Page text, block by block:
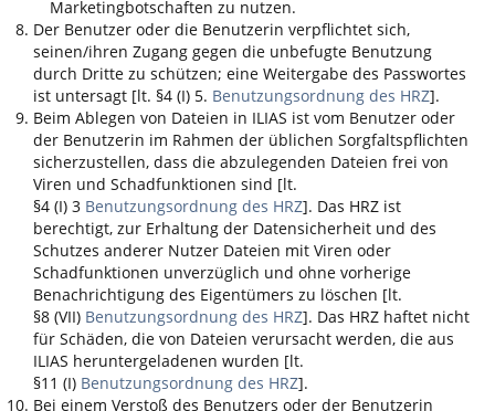
Marketingbotschaften zu nutzen.
Der Benutzer oder die Benutzerin verpflichtet sich,
seinen/ihren Zugang gegen die unbefugte Benutzung
durch Dritte zu schützen; eine Weitergabe des Passwortes
ist untersagt [lt. §4 (I) 5. Benutzungsordnung des HRZ].
Beim Ablegen von Dateien in ILIAS ist vom Benutzer oder
der Benutzerin im Rahmen der üblichen Sorgfaltspflichten
sicherzustellen, dass die abzulegenden Dateien frei von
Viren und Schadfunktionen sind [lt.
§4 (I) 3 Benutzungsordnung des HRZ]. Das HRZ ist
berechtigt, zur Erhaltung der Datensicherheit und des
Schutzes anderer Nutzer Dateien mit Viren oder
Schadfunktionen unverzüglich und ohne vorherige
Benachrichtigung des Eigentümers zu löschen [lt.
§8 (VII) Benutzungsordnung des HRZ]. Das HRZ haftet nicht
für Schäden, die von Dateien verursacht werden, die aus
ILIAS heruntergeladenen wurden [lt.
§11 (I) Benutzungsordnung des HRZ].
Bei einem Verstoß des Benutzers oder der Benutzerin